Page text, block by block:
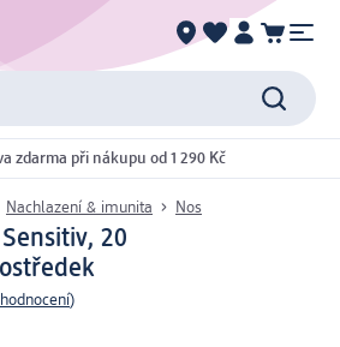
zdarma při nákupu od 1 290 Kč
Nachlazení & imunita Nos
20
)